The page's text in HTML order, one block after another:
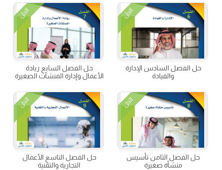
الحل
حل الفصل السادس الإدارة
والقيادة
الحل
حل الفصل السابع ريادة
الأعمال وإدارة المنشآت الصغيرة
الحل
حل الفصل الثامن تأسيس
منشأة صغيرة
الحل
حل الفصل التاسع الأعمال
التجارية والتقنية